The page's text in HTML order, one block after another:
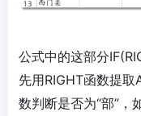
公式中的这部分
先用RIGHT函数提
数判断是否为“部”，